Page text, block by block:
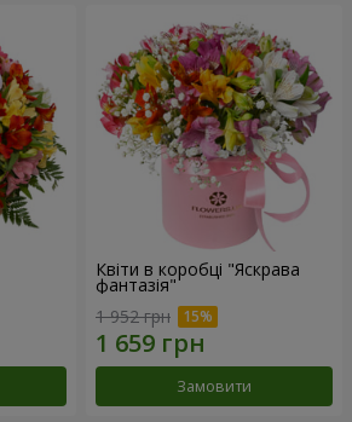
Квіти в коробці "Яскрава
фантазія"
1 952 грн
Замовити